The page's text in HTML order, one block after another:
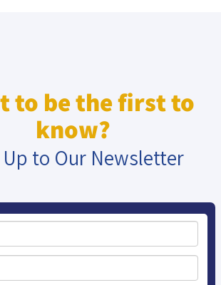
to be the first to
know?
to Our Newsletter